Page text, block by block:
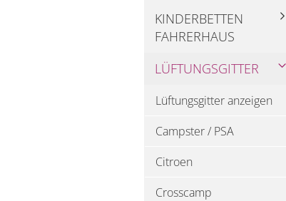
KINDERBETTEN
FAHRERHAUS
LÜFTUNGSGITTER
Lüftungsgitter anzeigen
Campster / PSA
Citroen
Crosscamp